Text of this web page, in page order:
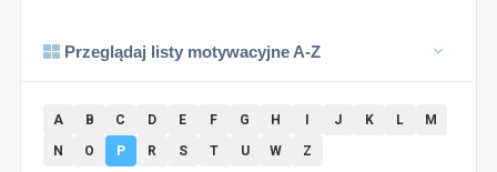
Przeglądaj listy motywacyjne A-Z
A B C D E F G H J K L
M
N
O P R S T U W Z